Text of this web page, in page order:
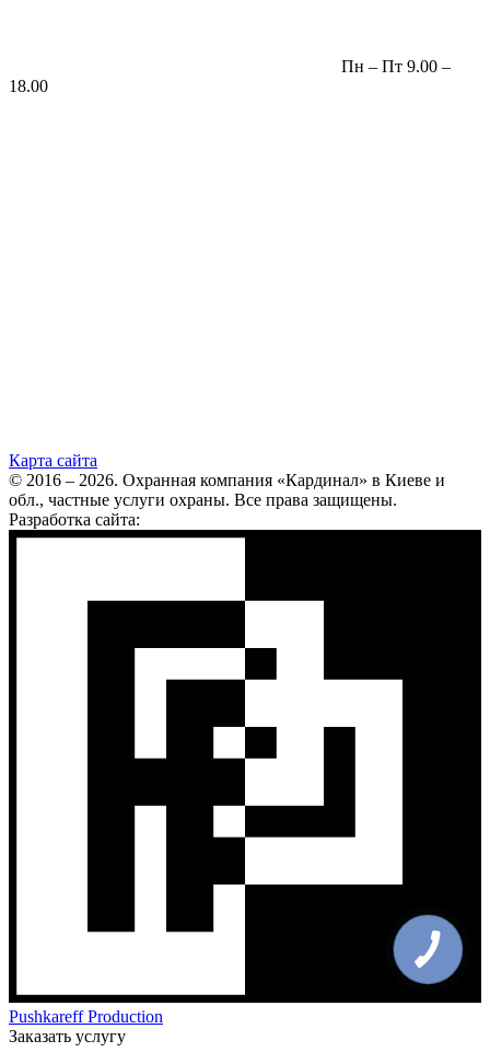
Пн – Пт 9.00 –
18.00
Карта сайта
© 2016 – 2026. Охранная компания «Кардинал» в Киеве и
обл., частные услуги охраны. Все права защищены.
Разработка сайта:
Pushkareff Production
Заказать услугу